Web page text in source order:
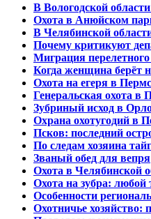
В Вологодской
Охота в Анюйском
В Челябинской
Почему критикуют
Миграция
Когда женщина берёт
Охота на егеря в
Генеральская охота в
Зубриный исход в
Охрана охотугодий в
Псков: последний
По следам хозяина
Званый обед для вепря
Охота в Челябинской
Охота на зубра: любой
Особенности
Охотничье хозяйство: